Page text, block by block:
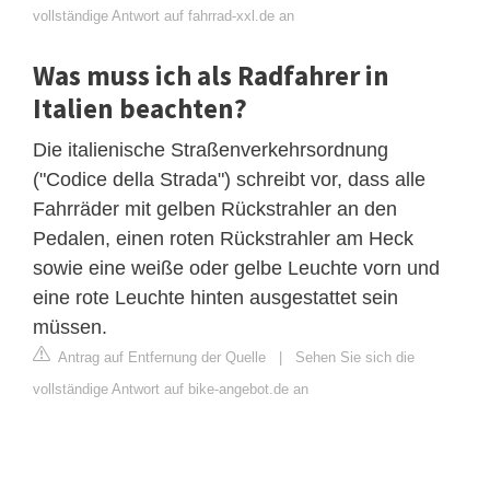
vollständige Antwort auf fahrrad-xxl.de an
Was muss ich als Radfahrer in
Italien beachten?
Die italienische Straßenverkehrsordnung
("Codice della Strada") schreibt vor, dass alle
Fahrräder mit gelben Rückstrahler an den
Pedalen, einen roten Rückstrahler am Heck
sowie eine weiße oder gelbe Leuchte vorn und
eine rote Leuchte hinten ausgestattet sein
müssen.
Antrag auf Entfernung der Quelle
Sehen Sie sich die
vollständige Antwort auf bike-angebot.de an